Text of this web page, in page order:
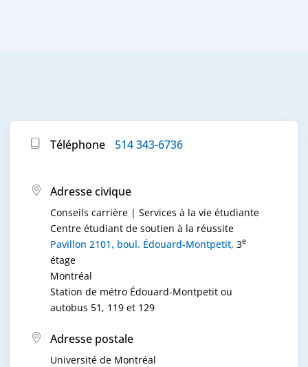
Téléphone 514 343-6736
Adresse civique
Conseils carrière | Services à la vie étudiante
Centre étudiant de soutien à la réussite
Pavillon 2101, boul. Édouard-Montpetit, 3e
étage
Montréal
Station de métro Édouard-Montpetit ou
autobus 51, 119 et 129
Adresse postale
Université de Montréal